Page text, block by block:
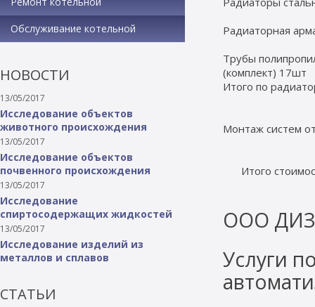
Обслуживание котельной
НОВОСТИ
13/05/2017
Исследование объектов
животного происхождения
13/05/2017
Исследование объектов
почвенного происхождения
13/05/2017
Исследование
спиртосодержащих жидкостей
13/05/2017
Исследование изделий из
металлов и сплавов
СТАТЬИ
Радиаторная
Трубы
(комплект) 17шт
Итого по
Монтаж систем
Итого
ООО
Услуги